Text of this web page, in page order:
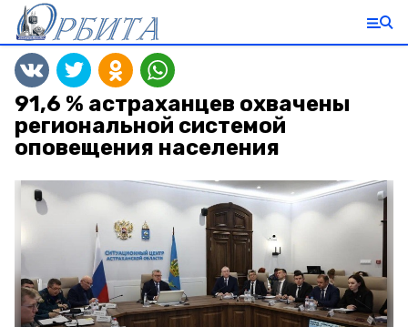
91,6 % астраханцев охвачены
региональной системой
оповещения населения